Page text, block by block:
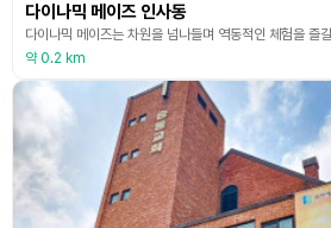
다이나믹 메이즈 인사동
약 0.2 km